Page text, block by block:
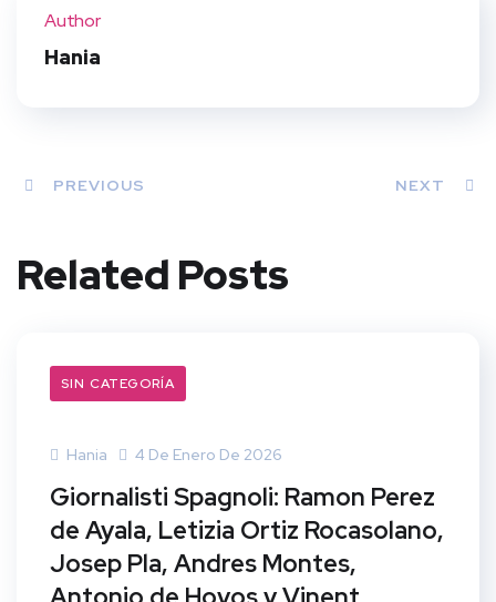
Author
Hania
PREVIOUS NEXT
Related Posts
SIN CATEGORÍA
Hania 4 De Enero De 2026
Giornalisti Spagnoli: Ramon Perez
de Ayala, Letizia Ortiz Rocasolano,
Josep Pla, Andres Montes,